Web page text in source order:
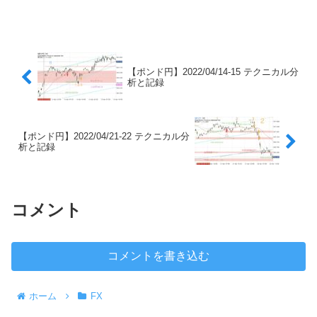
【ポンド円】2022/04/14-15 テクニカル分
析と記録
【ポンド円】2022/04/21-22 テクニカル分
析と記録
コメント
コメントを書き込む
ホーム FX